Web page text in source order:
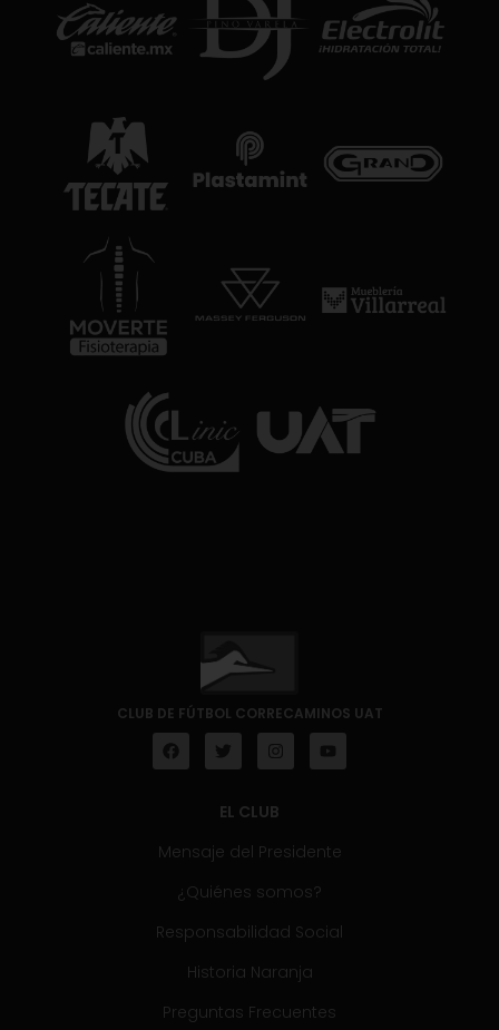
CLUB DE FÚTBOL CORRECAMINOS UAT
EL CLUB
Mensaje del Presidente
¿Quiénes somos?
Responsabilidad Social
Historia Naranja
Preguntas Frecuentes